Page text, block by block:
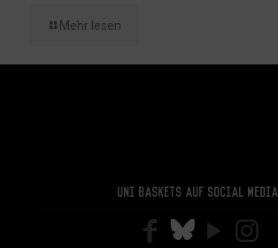
Mehr lesen
Uni Baskets auf Social Media